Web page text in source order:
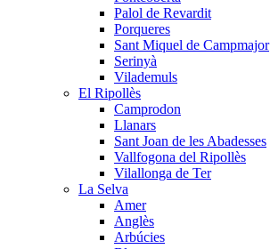
Palol de Revardit
Porqueres
Sant Miquel de Campmajor
Serinyà
Vilademuls
El Ripollès
Camprodon
Llanars
Sant Joan de les Abadesses
Vallfogona del Ripollès
Vilallonga de Ter
La Selva
Amer
Anglès
Arbúcies